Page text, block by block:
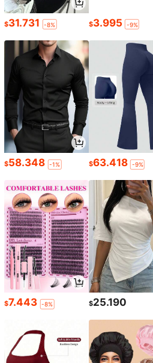
$31.731 -8% $3.995 -9%
$58.348 -1% $63.418 -9%
$7.443 -8% $25.190